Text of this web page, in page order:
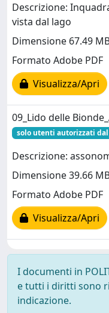
Descrizione:
vista dal lago
Dimensione 67.49
Formato Adobe PDF
Visualizza/Apri
09_Lido delle
solo utenti autorizzati
Descrizione:
Dimensione 39.66
Formato Adobe PDF
Visualizza/Apri
I documenti in
e tutti i diritti sono
indicazione.